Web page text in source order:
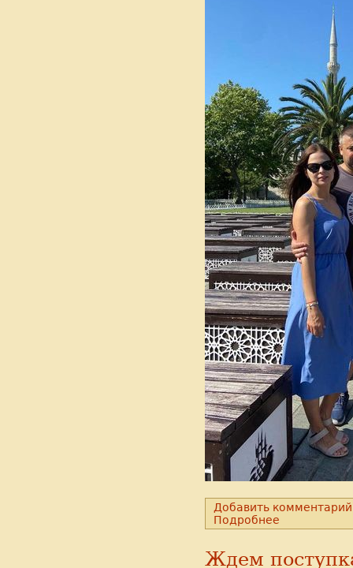
Добавить комментарий
Подробнее
Ждем